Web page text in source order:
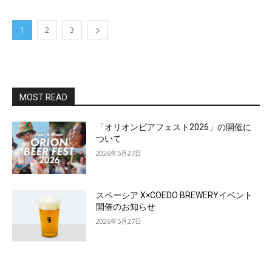
1 2 3
MOST READ
「オリオンビアフェスト2026」の開催に
ついて
2026年5月27日
スペーシア X×COEDO BREWERYイベント
開催のお知らせ
2026年5月27日